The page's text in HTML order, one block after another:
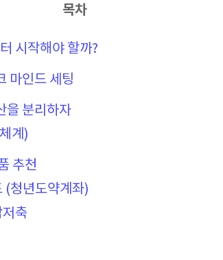
목차
시작해야 할까?
마인드 세팅
을 분리하자
계)
추천
(청년도약계좌)
축